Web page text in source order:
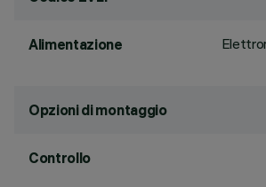
Alimentazione
Opzioni di montaggio
Controllo